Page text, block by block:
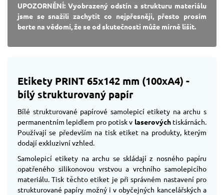
UPOZORNĚNÍ: Vyobrazený odstín a strukturu materiálu
jsme se snažili zachytit co nejpřesněji, přesto prosím
berte na vědomí, že se od skutečnosti může mírně lišit.
Etikety PRINT 65x142 mm (100xA4) -
bílý strukturovaný papír
Bílé strukturované papírové samolepicí etikety na archu s
permanentním lepidlem pro potisk v laserovýchtiskárnách.
Používají se především na tisk etiket na produkty, kterým
dodají exkluzivní vzhled.
Samolepicí etikety na archu se skládají z nosného papíru
opatřeného silikonovou vrstvou a vrchního samolepicího
materiálu. Tisk těchto etiket je při správném nastavení pro
strukturované papíry možný i v obyčejných kancelářských a